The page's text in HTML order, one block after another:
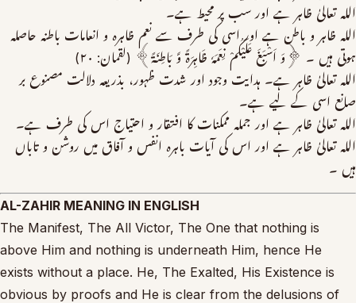
اللہ تعالیٰ ظاہر ہے اور سب پر محیط ہے۔
اللہ ظاہر و باطن ہے اور اسی کی طرف سے نعم ظاہرہ و انعامات باطنہ حاصلہ
ہوتی ہیں ۔ ﴿وَ اَسْبَغَ عَلَیْکُمْ نِعَمَہٗ ظَاہِرَۃً وَّ بَاطِنَۃً﴾ (لقمان: ۲۰)
اللہ تعالیٰ ظاہر ہے۔ ہدایت وجود اور شدت ظہور، بذریعہ دلالت مصنوع بر
صانع اسی کے لیے ہے۔
اللہ تعالیٰ ظاہر ہے اور جملہ ممکنات کا افتقار و احتیاج اس کی طرف ہے۔
اللہ تعالیٰ ظاہر ہے اور اس کی آیات باہرہ انفس و آفاق میں روشن و تاباں
ہیں ۔
AL-ZAHIR MEANING IN ENGLISH
The Manifest, The All Victor, The One that nothing is
above Him and nothing is underneath Him, hence He
exists without a place. He, The Exalted, His Existence is
obvious by proofs and He is clear from the delusions of